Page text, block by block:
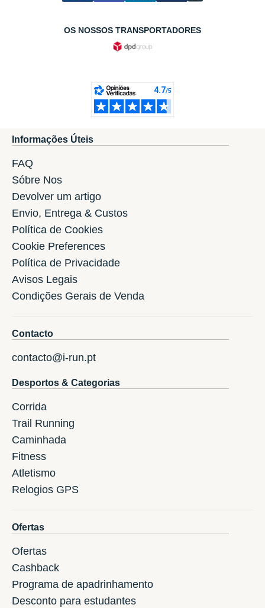
OS NOSSOS TRANSPORTADORES
Informações Úteis
FAQ
Sóbre Nos
Devolver um artigo
Envio, Entrega & Custos
Política de Cookies
Cookie Preferences
Política de Privacidade
Avisos Legais
Condições Gerais de Venda
Contacto
contacto@i-run.pt
Desportos & Categorias
Corrida
Trail Running
Caminhada
Fitness
Atletismo
Relogios GPS
Ofertas
Ofertas
Cashback
Programa de apadrinhamento
Desconto para estudantes